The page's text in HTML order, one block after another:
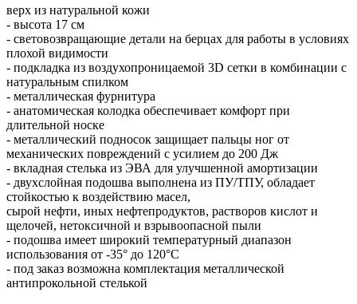
верх из натуральной кожи
- высота 17 см
- световозвращающие детали на берцах для работы в условиях
плохой видимости
- подкладка из воздухопроницаемой 3D сетки в комбинации с
натуральным спилком
- металлическая фурнитура
- анатомическая колодка обеспечивает комфорт при
длительной носке
- металлический подносок защищает пальцы ног от
механических повреждений с усилием до 200 Дж
- вкладная стелька из ЭВА для улучшенной амортизации
- двухслойная подошва выполнена из ПУ/ТПУ, обладает
стойкостью к воздействию масел,
сырой нефти, иных нефтепродуктов, растворов кислот и
щелочей, нетоксичной и взрывоопасной пыли
- подошва имеет широкий температурный диапазон
использования от -35° до 120°С
- под заказ возможна комплектация металлической
антипрокольной стелькой